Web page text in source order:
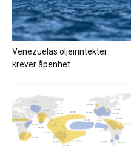
Venezuelas oljeinntekter
krever åpenhet